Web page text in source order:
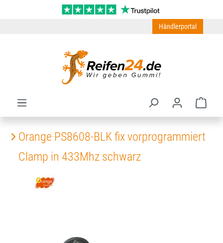
Zum Hauptinhalt springen
Händlerportal
Orange PS8608-BLK fix vorprogrammiert
Clamp in 433Mhz schwarz